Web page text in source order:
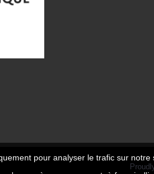
pour analyser le trafic sur